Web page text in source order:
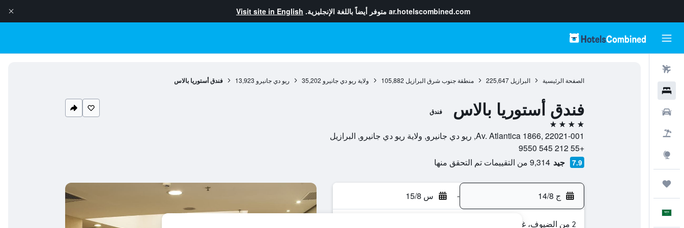
ar.hotelscombined.com متوفر أيضاً باللغة الإنجليزية. Visit site in English
الصفحة الرئيسية البرازيل 225,647 منطقة جنوب شرق البرازيل 105,882 ولاية ريو دي جانيرو 35,202 ريو دي جانيرو 13,923 فندق أستوريا بالاس
فندق أستوريا بالاس فندق
4 نجوم
Av. Atlantica 1866, 22021-001, ريو دي جانيرو, ولاية ريو دي جانيرو, البرازيل
+55 212 545 9550
7.9 جيد 9,314 من التقييمات تم التحقق منها
ج 14/8 - س 15/8
2 من الضيوف، غرفة واحدة